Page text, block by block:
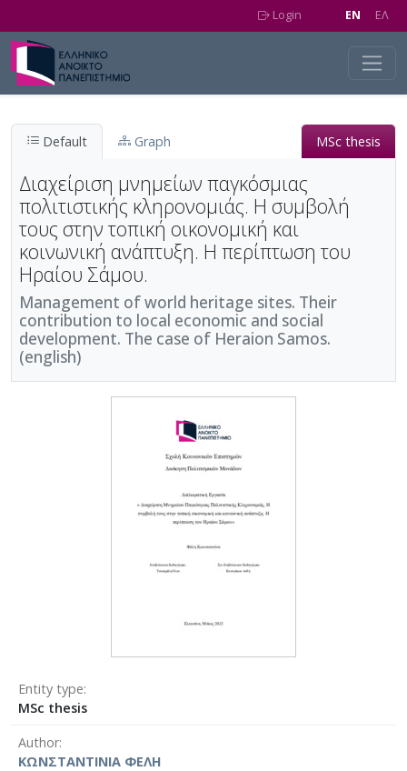
Login EN EΛ
Default Graph MSc thesis
Διαχείριση μνημείων παγκόσμιας
πολιτιστικής κληρονομιάς. Η συμβολή
τους στην τοπική οικονομική και
κοινωνική ανάπτυξη. Η περίπτωση του
Ηραίου Σάμου.
Management of world heritage sites. Their
contribution to local economic and social
development. The case of Heraion Samos.
(english)
Entity type
MSc thesis
Author
ΚΩΝΣΤΑΝΤΙΝΙΑ ΦΕΛΗ